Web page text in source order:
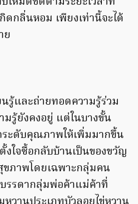
กลิ่นหอม เพียงเท่านี้จะได้
ย
รู้และถ่ายทอดความรู้ร่วม
มรู้ยังคงอยู่ แต่ในบางขั้น
ะดับคุณภาพให้เพิ่มมากขึ้น
ใจซื้อกลับบ้านเป็นของขวัญ
ภาพโดยเฉพาะกลุ่มคน
รรดากลุ่มพ่อค้าแม่ค้าที่